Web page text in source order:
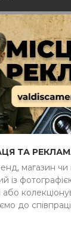
ТА
магазин чи
із
або
до